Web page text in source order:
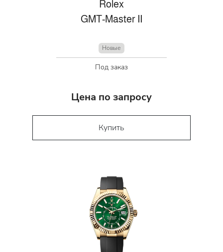
Rolex
GMT-Master II
Новые
Под заказ
Цена по запросу
Купить